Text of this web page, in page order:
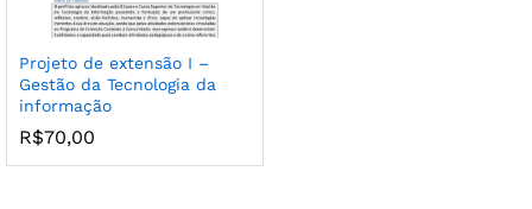
Projeto de extensão I –
Gestão da Tecnologia da
informação
R$70,00